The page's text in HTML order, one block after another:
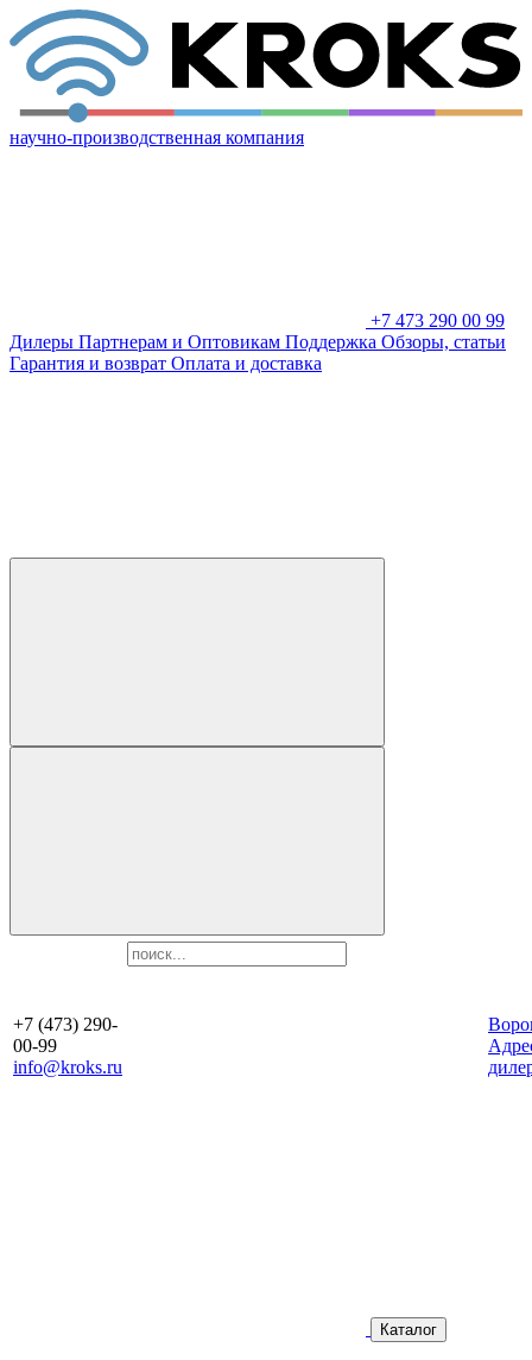
научно-производственная компания
+7 473 290 00 99
Дилеры Партнерам и Оптовикам Поддержка Обзоры, статьи
Гарантия и возврат Оплата и доставка
+7 (473) 290-
00-99
info@kroks.ru
Каталог